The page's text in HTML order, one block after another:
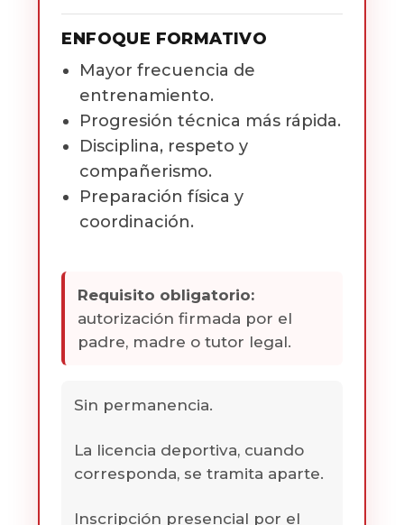
ENFOQUE FORMATIVO
Mayor frecuencia de
entrenamiento.
Progresión técnica más rápida.
Disciplina, respeto y
compañerismo.
Preparación física y
coordinación.
Requisito obligatorio:
autorización firmada por el
padre, madre o tutor legal.
Sin permanencia.
La licencia deportiva, cuando
corresponda, se tramita aparte.
Inscripción presencial por el